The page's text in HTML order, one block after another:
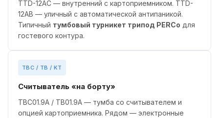
TTD-12AC — внутренний с картоприемником. TTD-
12AB — уличный с автоматической антипаникой.
Типичный тумбовый турникет трипод PERCo для
гостевого контура.
TBC / TB / KT
Считыватель «на борту»
TBC01.9A / TB01.9A — тумба со считывателем и
опцией картоприемника. Рядом — электронные